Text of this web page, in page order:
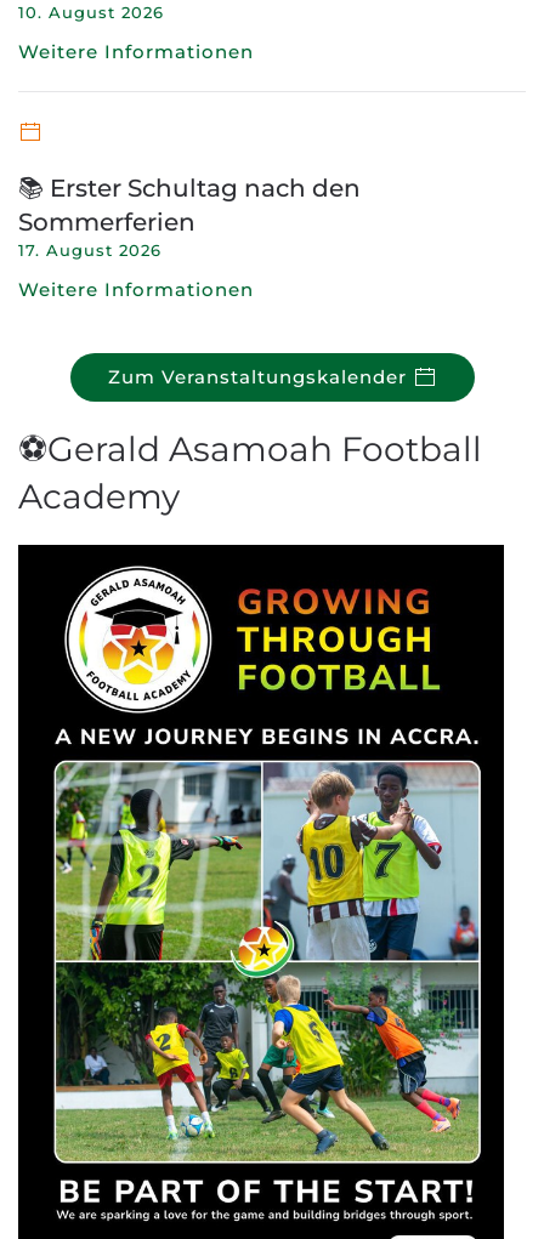
10. August 2026
Weitere Informationen
📚 Erster Schultag nach den
Sommerferien
17. August 2026
Weitere Informationen
Zum Veranstaltungskalender
⚽Gerald Asamoah Football
Academy